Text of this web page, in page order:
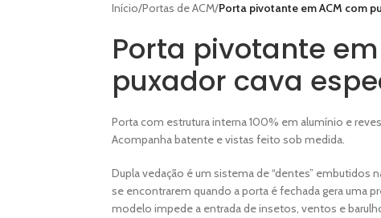
Início/Portas de ACM/Porta pivotante em ACM com
Porta pivotante
puxador cava
Porta com estrutura interna 100% em alumínio e
Acompanha batente e vistas feito sob medida.
Dupla vedação é um sistema de “dentes” embutidos
se encontrarem quando a porta é fechada gera uma
modelo impede a entrada de insetos, ventos e